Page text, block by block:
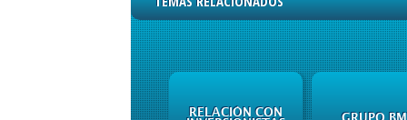
RELACIÓN CON